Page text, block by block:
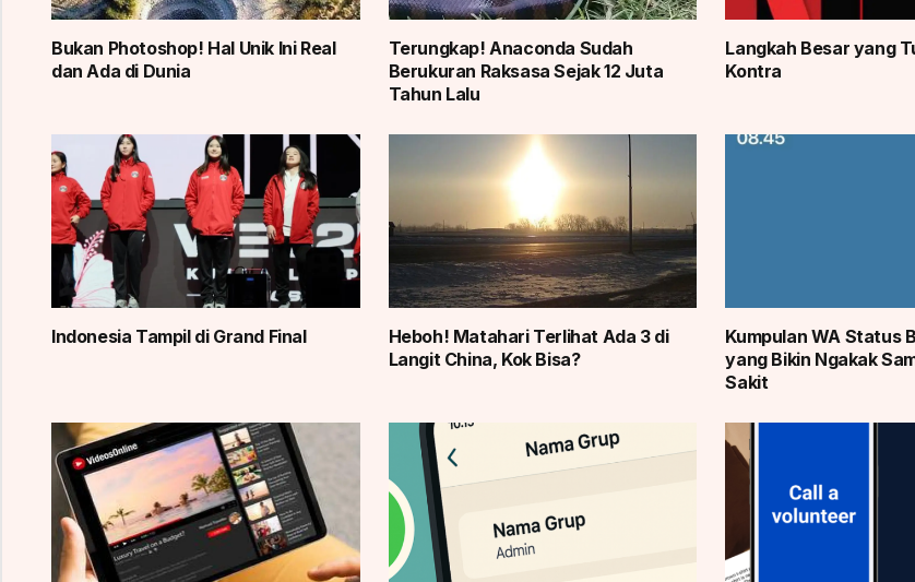
Bukan Photoshop! Hal Unik Ini Real
dan Ada di Dunia
Terungkap! Anaconda Sudah
Berukuran Raksasa Sejak 12 Juta
Tahun Lalu
Langkah Besar yang
Kontra
Indonesia Tampil di Grand Final
Heboh! Matahari Terlihat Ada 3 di
Langit China, Kok Bisa?
Kumpulan WA Status
yang Bikin Ngakak
Sakit